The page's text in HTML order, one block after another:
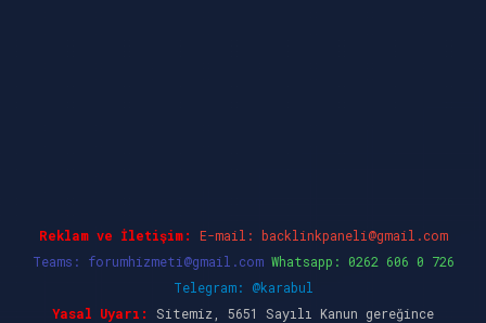
Reklam ve İletişim: E-mail: backlinkpaneli@gmail.com
Teams: forumhizmeti@gmail.com Whatsapp: 0262 606 0 726
Telegram: @karabul
Yasal Uyarı:
Sitemiz, 5651 Sayılı Kanun gereğince